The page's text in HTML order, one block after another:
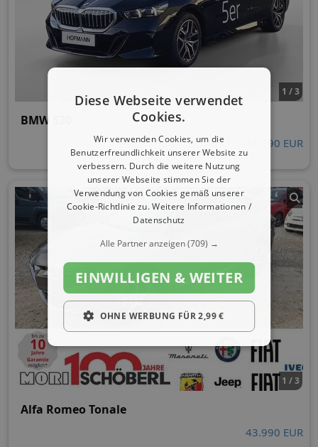
1 / 3
BMW 520
51.890 EUR
1 / 3
Alfa Romeo Tonale
43.990 EUR
Diese Webseite verwendet
Cookies.
Wir verwenden Cookies, um die
Benutzerfreundlichkeit unserer Website zu
verbessern. Durch die weitere Nutzung
unserer Webseite stimmen Sie der
Verwendung von Cookies gemäß unserer
Cookie-Richtlinie zu.Weitere Informationen /
Datenschutz
Alle Partner anzeigen(709) →
EINWILLIGEN & WEITER
OHNE WERBUNG FÜR 2,99 €